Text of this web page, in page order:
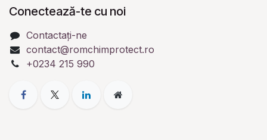
Conectează-te cu noi
Contactați-ne
contact@romchimprotect.ro
+0234 215 990